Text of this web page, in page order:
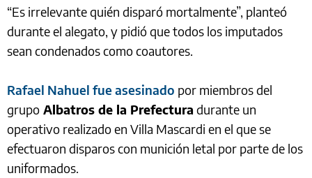
“Es irrelevante quién disparó mortalmente”, planteó
durante el alegato, y pidió que todos los imputados
sean condenados como coautores.
Rafael Nahuel fue asesinado por miembros del
grupo Albatros de la Prefectura durante un
operativo realizado en Villa Mascardi en el que se
efectuaron disparos con munición letal por parte de los
uniformados.